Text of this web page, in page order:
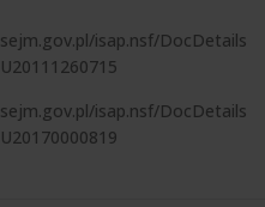
isap.nsf/DocDetails
isap.nsf/DocDetails